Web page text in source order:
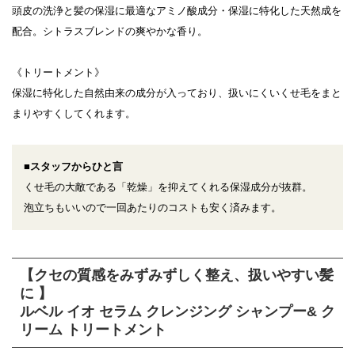
頭皮の洗浄と髪の保湿に最適なアミノ酸成分・保湿に特化した天然成を
配合。シトラスブレンドの爽やかな香り。
《トリートメント》
保湿に特化した自然由来の成分が入っており、扱いにくいくせ毛をまと
まりやすくしてくれます。
■スタッフからひと言
くせ毛の大敵である「乾燥」を抑えてくれる保湿成分が抜群。
泡立ちもいいので一回あたりのコストも安く済みます。
【クセの質感をみずみずしく整え、扱いやすい髪
に 】
ルベル イオ セラム クレンジング シャンプー& ク
リーム トリートメント